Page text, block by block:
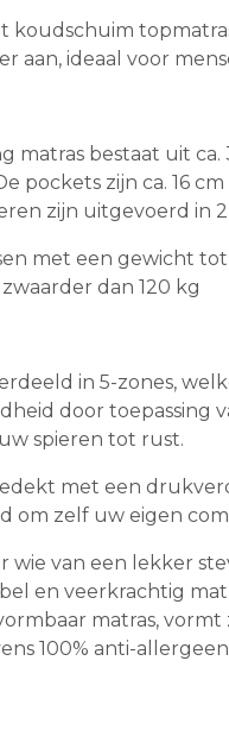
koudschuim
aan, ideaal voor
matras bestaat uit
pockets zijn ca. 16
zijn uitgevoerd in 2
met een gewicht tot
dan 120 kg
in 5-zones,
door
spieren tot rust.
met een
om zelf uw eigen
wie van een lekker
en veerkrachtig
matras,
100% anti-